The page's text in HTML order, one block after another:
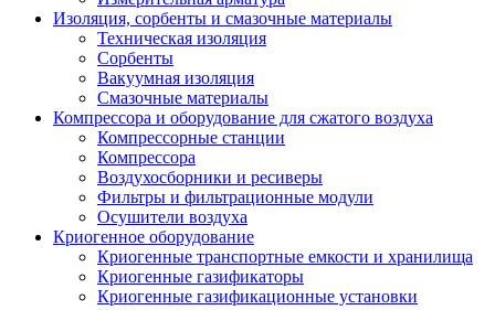
Изоляция, сорбенты и смазочные материалы
Техническая изоляция
Сорбенты
Вакуумная изоляция
Смазочные материалы
Компрессора и оборудование для сжатого воздуха
Компрессорные станции
Компрессора
Воздухосборники и ресиверы
Фильтры и фильтрационные модули
Осушители воздуха
Криогенное оборудование
Криогенные транспортные емкости и хранилища
Криогенные газификаторы
Криогенные газификационные установки